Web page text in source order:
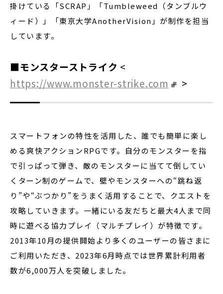
掛けている「SCRAP」「Tumbleweed（タンブルウ
ィード）」「東京大学AnotherVision」が制作を担当
しています。
■モンスターストライク <
https://www.monster-strike.com
>
スマートフォンの特性を活用した、誰でも簡単に楽し
める爽快アクションRPGです。自分のモンスターを指
で引っぱって弾き、敵のモンスターに当てて倒してい
くターン制のゲームで、壁やモンスターへの“跳ね返
り”や“ぶつかり”をうまく活用することで、クエストを
攻略していきます。一緒にいる友だちと最大4人まで同
時に遊べる協力プレイ（マルチプレイ）が特徴です。
2013年10月の提供開始より多くのユーザーの皆さまに
ご利用いただき、2023年6月時点では世界累計利用者
数が6,000万人を突破しました。